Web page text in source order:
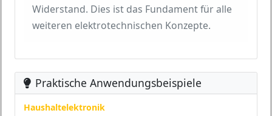
Widerstand. Dies ist das Fundament für alle
weiteren elektrotechnischen Konzepte.
Praktische Anwendungsbeispiele
Haushaltelektronik